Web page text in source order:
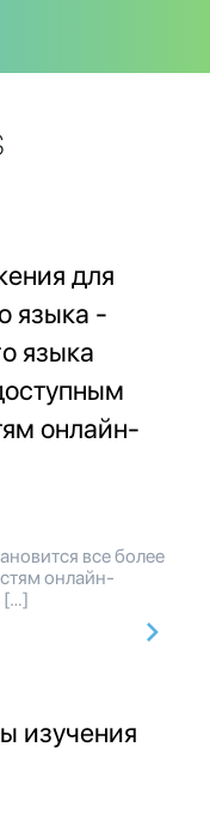
для
языка -
языка
онлайн-
все более
онлайн-
[…]
изучения